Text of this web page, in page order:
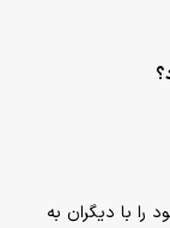
را با دیگران به